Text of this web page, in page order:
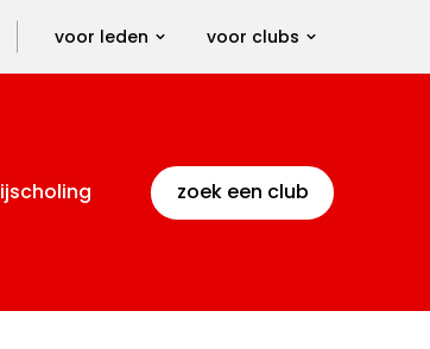
voor leden voor clubs
zoek een club